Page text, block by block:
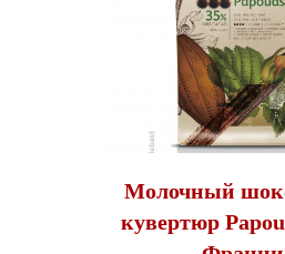
Молочный
кувертюр